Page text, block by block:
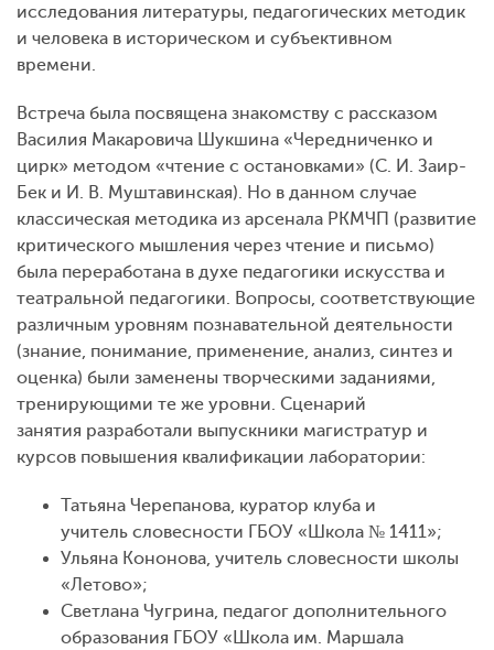
исследования литературы, педагогических методик
и человека в историческом и субъективном
времени.
Встреча была посвящена знакомству с рассказом
Василия Макаровича Шукшина «Чередниченко и
цирк» методом «чтение с остановками» (С. И. Заир-
Бек и И. В. Муштавинская). Но в данном случае
классическая методика из арсенала РКМЧП (развитие
критического мышления через чтение и письмо)
была переработана в духе педагогики искусства и
театральной педагогики. Вопросы, соответствующие
различным уровням познавательной деятельности
(знание, понимание, применение, анализ, синтез и
оценка) были заменены творческими заданиями,
тренирующими те же уровни. Сценарий
занятия разработали выпускники магистратур и
курсов повышения квалификации лаборатории:
Татьяна Черепанова, куратор клуба и
учитель словесности ГБОУ «Школа № 1411»;
Ульяна Кононова, учитель словесности школы
«Летово»;
Светлана Чугрина, педагог дополнительного
образования ГБОУ «Школа им. Маршала